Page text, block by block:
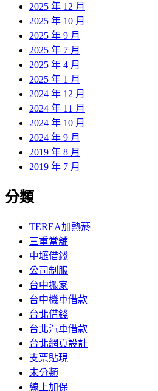
2025 年 12 月
2025 年 10 月
2025 年 9 月
2025 年 7 月
2025 年 4 月
2025 年 1 月
2024 年 12 月
2024 年 11 月
2024 年 10 月
2024 年 9 月
2019 年 8 月
2019 年 7 月
分類
TEREA加熱菸
三重當舖
中壢借錢
公司制服
台中搬家
台中機車借款
台北借錢
台北汽車借款
台北網頁設計
支票貼現
未分類
線上加保